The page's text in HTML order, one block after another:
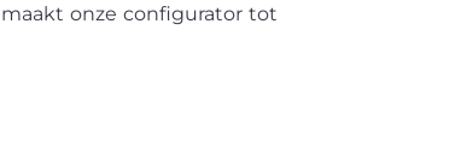
onze configurator tot